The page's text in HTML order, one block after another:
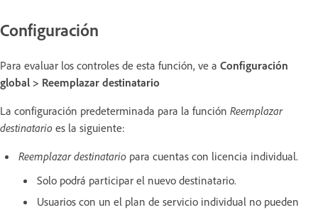
Configuración
Para evaluar los controles de esta función, ve a Configuración
global > Reemplazar destinatario
La configuración predeterminada para la función Reemplazar
destinatario es la siguiente:
Reemplazar destinatario para cuentas con licencia individual.
Solo podrá participar el nuevo destinatario.
Usuarios con un el plan de servicio individual no pueden